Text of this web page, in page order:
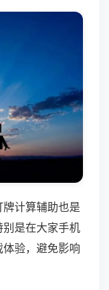
计算辅助也是
是在大家手机
验，避免影响